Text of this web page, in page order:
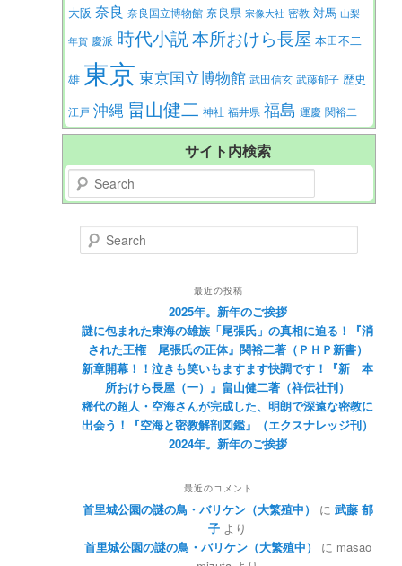
大阪 奈良 奈良国立博物館 奈良県 宗像大社 密教 対馬 山梨
年賀 慶派 時代小説本所おけら長屋 本田不二
雄 東京 東京国立博物館 武田信玄 武藤郁子 歴史
江戸 沖縄 畠山健二 神社 福井県 福島 運慶 関裕二
サイト内検索
Search
Search
最近の投稿
2025年。新年のご挨拶
謎に包まれた東海の雄族「尾張氏」の真相に迫る！『消
された王権 尾張氏の正体』関裕二著（ＰＨＰ新書）
新章開幕！！泣きも笑いもますます快調です！『新 本
所おけら長屋（一）』畠山健二著（祥伝社刊）
稀代の超人・空海さんが完成した、明朗で深遠な密教に
出会う！『空海と密教解剖図鑑』（エクスナレッジ刊）
2024年。新年のご挨拶
最近のコメント
首里城公園の謎の鳥・バリケン（大繁殖中） に 武藤 郁
子 より
首里城公園の謎の鳥・バリケン（大繁殖中）
に masao